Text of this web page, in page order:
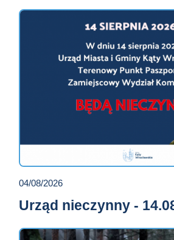
04/08/2026
Urząd nieczynny -